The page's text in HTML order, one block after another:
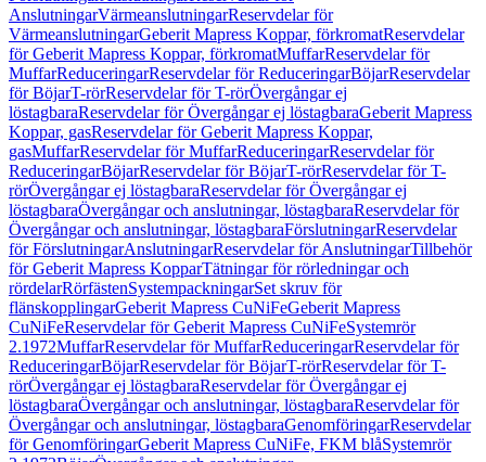
AnslutningarVärmeanslutningarReservdelar för
VärmeanslutningarGeberit Mapress Koppar, förkromatReservdelar
för Geberit Mapress Koppar, förkromatMuffarReservdelar för
MuffarReduceringarReservdelar för ReduceringarBöjarReservdelar
för BöjarT-rörReservdelar för T-rörÖvergångar ej
löstagbaraReservdelar för Övergångar ej löstagbaraGeberit Mapress
Koppar, gasReservdelar för Geberit Mapress Koppar,
gasMuffarReservdelar för MuffarReduceringarReservdelar för
ReduceringarBöjarReservdelar för BöjarT-rörReservdelar för T-
rörÖvergångar ej löstagbaraReservdelar för Övergångar ej
löstagbaraÖvergångar och anslutningar, löstagbaraReservdelar för
Övergångar och anslutningar, löstagbaraFörslutningarReservdelar
för FörslutningarAnslutningarReservdelar för AnslutningarTillbehör
för Geberit Mapress KopparTätningar för rörledningar och
rördelarRörfästenSystempackningarSet skruv för
flänskopplingarGeberit Mapress CuNiFeGeberit Mapress
CuNiFeReservdelar för Geberit Mapress CuNiFeSystemrör
2.1972MuffarReservdelar för MuffarReduceringarReservdelar för
ReduceringarBöjarReservdelar för BöjarT-rörReservdelar för T-
rörÖvergångar ej löstagbaraReservdelar för Övergångar ej
löstagbaraÖvergångar och anslutningar, löstagbaraReservdelar för
Övergångar och anslutningar, löstagbaraGenomföringarReservdelar
för GenomföringarGeberit Mapress CuNiFe, FKM blåSystemrör